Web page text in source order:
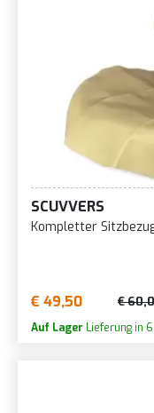
SCUVVERS
Kompletter
€ 49,50 €
Auf Lager Lieferung in